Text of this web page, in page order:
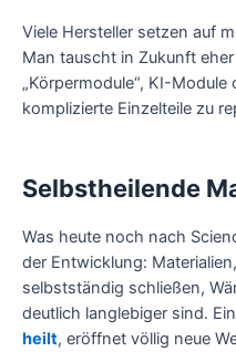
Viele Hersteller setzen auf
Man tauscht in Zukunft
„Körpermodule“, KI-
komplizierte Einzelteile zu
Selbstheilende
Was heute noch nach
der Entwicklung:
selbstständig schließen,
deutlich langlebiger sind.
heilt, eröffnet völlig neue